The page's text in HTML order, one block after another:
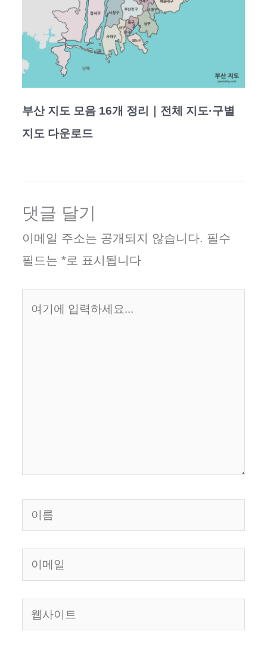
부산 지도 모음 16개 정리｜전체 지도·구별
지도 다운로드
댓글 달기
이메일 주소는 공개되지 않습니다. 필수
필드는 *로 표시됩니다
이
름
이
메
일
웹
사